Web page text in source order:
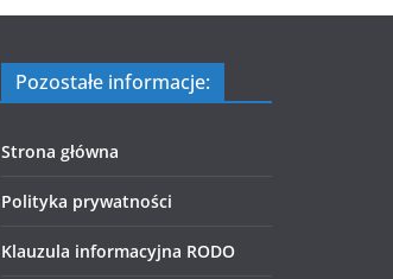
Pozostałe informacje:
Strona główna
Polityka prywatności
Klauzula informacyjna RODO